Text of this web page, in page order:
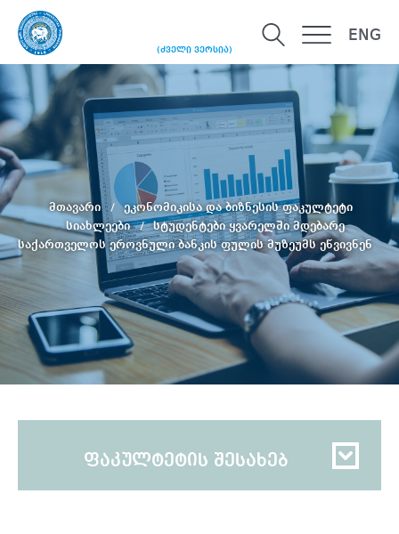
(ძველი ვერსია)
ENG
მთავარი
ეკონომიკისა და ბიზნესის ფაკულტეტი
სიახლეები
სტუდენტები ყვარელში მდებარე
საქართველოს ეროვნული ბანკის ფულის მუზეუმს ეწვივნენ
ფაკულტეტის შესახებ